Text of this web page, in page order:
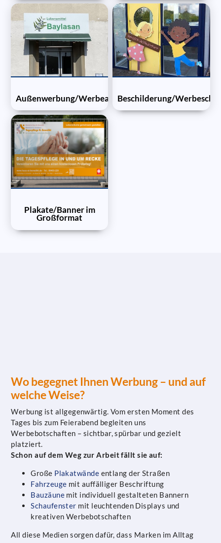
Außenwerbung/WerbeanlagenBeschilderung/
Plakate/Banner im
Großformat
Wo begegnet Ihnen Werbung – und auf
welche Weise?
Werbung ist allgegenwärtig. Vom ersten Moment des
Tages bis zum Feierabend begleiten uns
Werbebotschaften – sichtbar, spürbar und gezielt
platziert.
Schon auf dem Weg zur Arbeit fällt sie auf:
Große Plakatwände entlang der Straßen
Fahrzeuge mit auffälliger Beschriftung
Bauzäune mit individuell gestalteten Bannern
Schaufenster mit leuchtenden Displays und
kreativen Werbebotschaften
All diese Medien sorgen dafür, dass Marken im Alltag